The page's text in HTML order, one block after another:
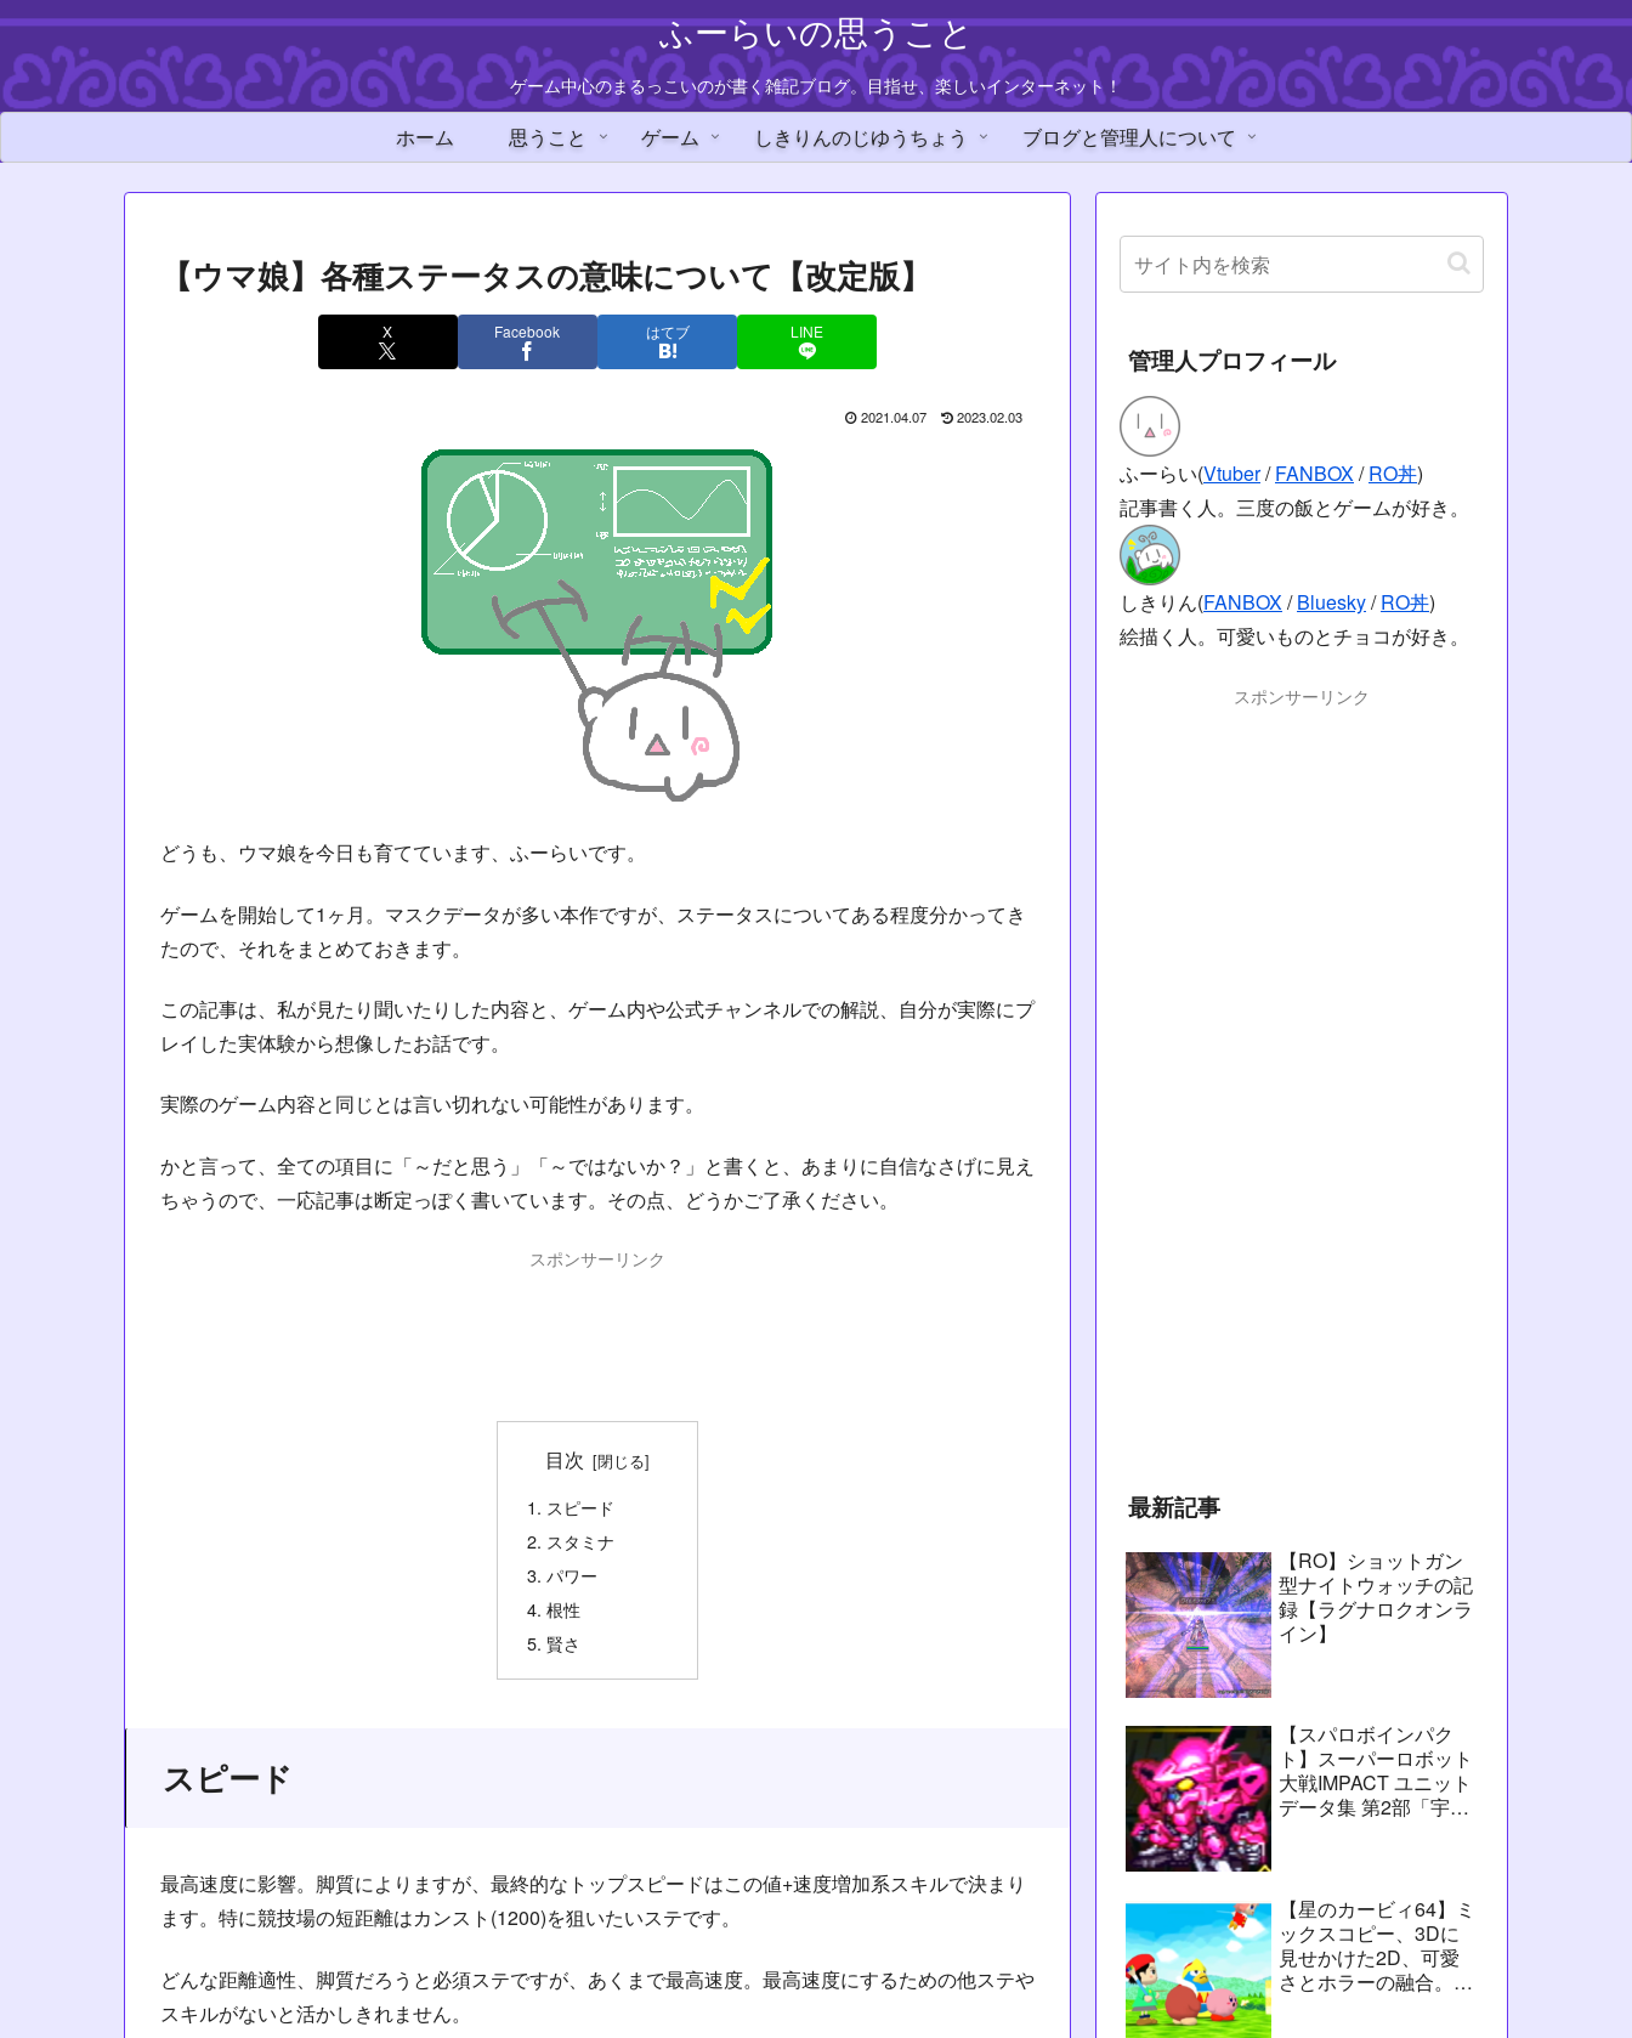
ふーらいの思うこと
ゲーム中心のまるっこいのが書く雑記ブログ。目指せ、楽しいインターネット！
ホーム 思うこと ゲーム しきりんのじゆうちょう ブログと管理人について
【ウマ娘】各種ステータスの意味について【改定版】
X Facebook はてブ LINE
2021.04.07 2023.02.03
どうも、ウマ娘を今日も育てています、ふーらいです。
ゲームを開始して1ヶ月。マスクデータが多い本作ですが、ステータスについてある程度分かってき
たので、それをまとめておきます。
この記事は、私が見たり聞いたりした内容と、ゲーム内や公式チャンネルでの解説、自分が実際にプ
レイした実体験から想像したお話です。
実際のゲーム内容と同じとは言い切れない可能性があります。
かと言って、全ての項目に「～だと思う」「～ではないか？」と書くと、あまりに自信なさげに見え
ちゃうので、一応記事は断定っぽく書いています。その点、どうかご了承ください。
スポンサーリンク
目次
スピード
スタミナ
パワー
根性
賢さ
スピード
最高速度に影響。脚質によりますが、最終的なトップスピードはこの値+速度増加系スキルで決まり
ます。特に競技場の短距離はカンスト(1200)を狙いたいステです。
どんな距離適性、脚質だろうと必須ステですが、あくまで最高速度。最高速度にするための他ステや
スキルがないと活かしきれません。
管理人プロフィール
ふーらい(Vtuber/FANBOX/RO丼)
記事書く人。三度の飯とゲームが好き。
しきりん(FANBOX/Bluesky/RO丼)
絵描く人。可愛いものとチョコが好き。
スポンサーリンク
最新記事
【RO】ショットガン
型ナイトウォッチの記
録【ラグナロクオンラ
イン】
【スパロボインパク
ト】スーパーロボット
大戦IMPACT ユニット
データ集 第2部「宇宙
【星のカービィ64】ミ
ックスコピー、3Dに
見せかけた2D、可愛
さとホラーの融合。数